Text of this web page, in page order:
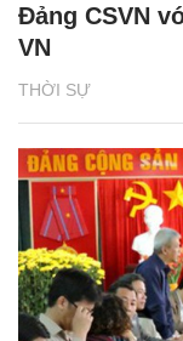
THỜI SỰ
Đảng CSVN
VN